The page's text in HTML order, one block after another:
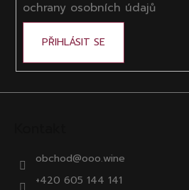
ochrany osobních údajů
PŘIHLÁSIT SE
obchod@ooo.wine
+420 605 144 141